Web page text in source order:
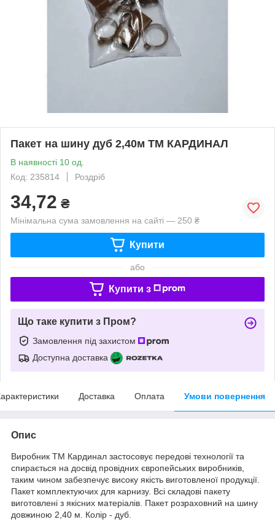
Пакет на шину дуб 2,40м ТМ КАРДИНАЛ
В наявності 10 од.
Код: 235814
Роздріб
34,72 ₴
Мінімальна сума замовлення на сайті — 250 ₴
Купити
або
Купити з
Що таке купити з Пром?
Замовлення під захистом
Доступна доставка
Доставка Оплата Умови повернення
Опис
Виробник ТМ Кардинал застосовує передові технології та
спирається на досвід провідних європейських виробників,
таким чином забезпечує високу якість виготовленої продукції.
Пакет комплектуючих для карнизу. Всі складові пакету
виготовлені з якісних матеріалів. Пакет розраховний на шину
довжиною 2,40 м. Колір - дуб.